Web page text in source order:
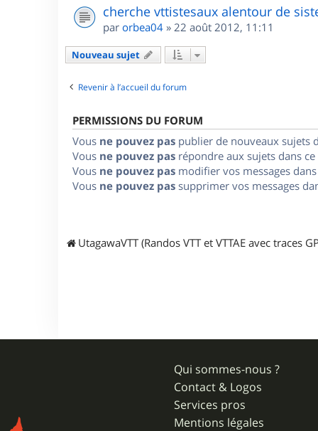
cherche vttistesaux alentour de
par orbea04 » 22 août 2012, 11:11
Nouveau sujet
Revenir à l’accueil du forum
PERMISSIONS DU FORUM
Vous ne pouvez pas publier de nouveaux sujets
Vous ne pouvez pas répondre aux sujets dans
Vous ne pouvez pas modifier vos messages
Vous ne pouvez pas supprimer vos messages
UtagawaVTT (Randos VTT et VTTAE avec traces
Qui sommes-nous ?
Contact & Logos
Services pros
Mentions légales